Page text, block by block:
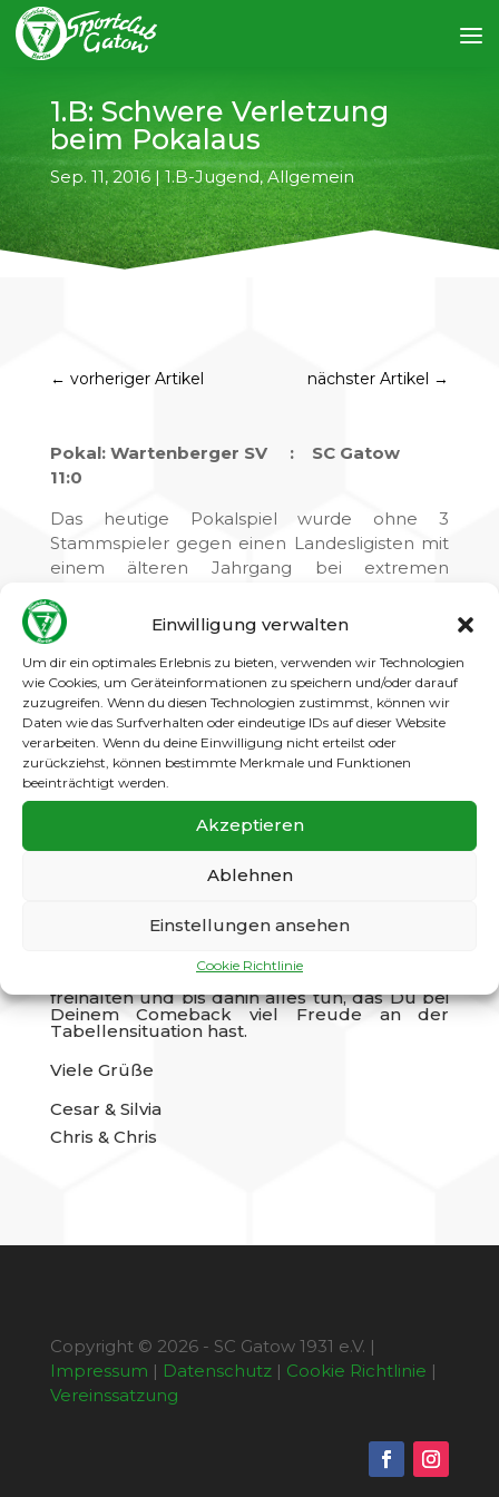
Einwilligung verwalten
Um dir ein optimales Erlebnis zu bieten, verwenden wir Technologien
wie Cookies, um Geräteinformationen zu speichern und/oder darauf
zuzugreifen. Wenn du diesen Technologien zustimmst, können wir
Daten wie das Surfverhalten oder eindeutige IDs auf dieser Website
verarbeiten. Wenn du deine Einwilligung nicht erteilst oder
zurückziehst, können bestimmte Merkmale und Funktionen
beeinträchtigt werden.
Akzeptieren
Ablehnen
Einstellungen ansehen
Cookie Richtlinie
1.B: Schwere Verletzung
beim Pokalaus
Sep. 11, 2016| 1.B-Jugend,Allgemein
← vorheriger Artikel nächster Artikel →
Pokal: Wartenberger SV : SC Gatow
11:0
Das heutige Pokalspiel wurde ohne 3
Stammspieler gegen einen Landesligisten mit
einem älteren Jahrgang bei extremen
Leider gibt es eine traurige Mitteilung zu
machen:
Julian erlitt bei einem Zweikampf einen
Bruch im Bein und wird in diesen Minuten
operiert. Unsere Gedanken sind bei ihm und
seiner Familie. Wir wünschen Dir, lieber
Julian, eine schnelle Genesung und das Du
bald wieder auf den Beinen bist.
Du hast uns in den vergangenen Monaten
mit Deinem Einsatz mehr als geholfen und
bist sofort in der Mannschaft als
Stammspieler und Freund aufgenommen
ihm heute mit Ihrer Unterstützung geholfen
haben, den Mut nicht zu verlieren.
freihalten und bis dahin alles tun, das Du bei
Deinem Comeback viel Freude an der
Tabellensituation hast.
Viele Grüße
Cesar & Silvia
Chris & Chris
Copyright © 2026 - SC Gatow 1931 e.V. |
Impressum | Datenschutz| Cookie Richtlinie |
Vereinssatzung